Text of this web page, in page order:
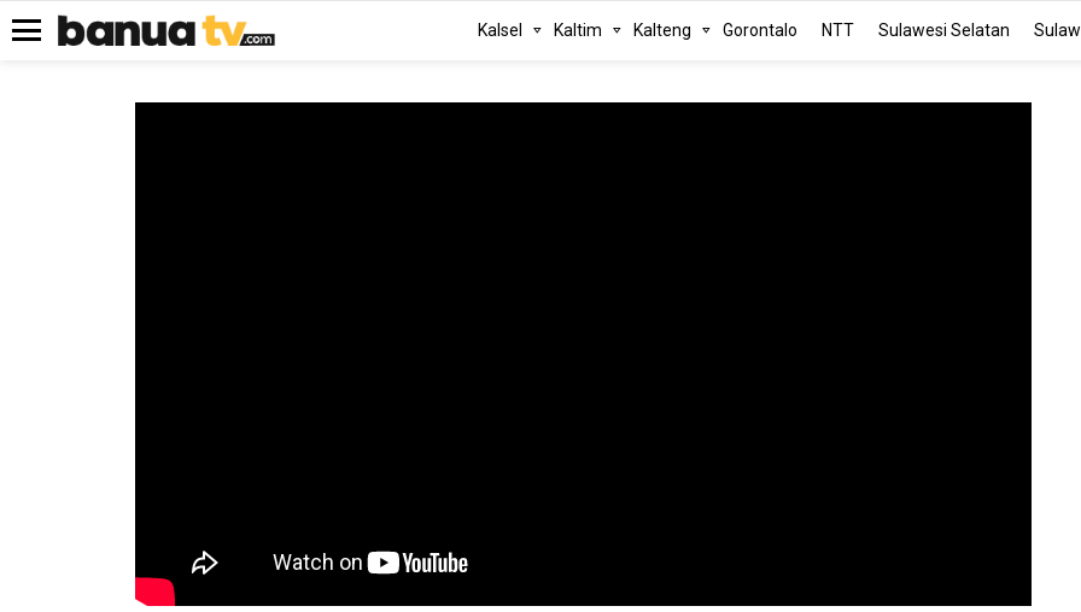
Kalsel Kaltim Kalteng Gorontalo NTT Sulawesi Selatan